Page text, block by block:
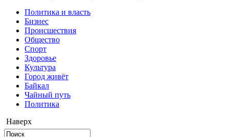
Политика и власть
Бизнес
Происшествия
Общество
Cпорт
Здоровье
Культура
Город живёт
Байкал
Чайный путь
Политика
Наверх